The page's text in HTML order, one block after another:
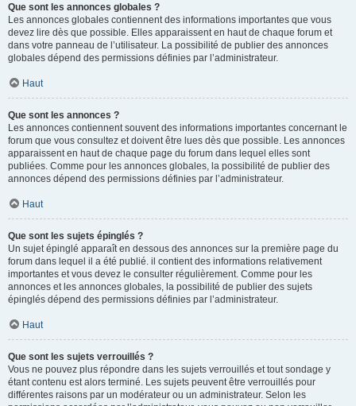
Que sont les annonces globales ?
Les annonces globales contiennent des informations importantes que vous
devez lire dès que possible. Elles apparaissent en haut de chaque forum et
dans votre panneau de l’utilisateur. La possibilité de publier des annonces
globales dépend des permissions définies par l’administrateur.
Haut
Que sont les annonces ?
Les annonces contiennent souvent des informations importantes concernant le
forum que vous consultez et doivent être lues dès que possible. Les annonces
apparaissent en haut de chaque page du forum dans lequel elles sont
publiées. Comme pour les annonces globales, la possibilité de publier des
annonces dépend des permissions définies par l’administrateur.
Haut
Que sont les sujets épinglés ?
Un sujet épinglé apparaît en dessous des annonces sur la première page du
forum dans lequel il a été publié. il contient des informations relativement
importantes et vous devez le consulter régulièrement. Comme pour les
annonces et les annonces globales, la possibilité de publier des sujets
épinglés dépend des permissions définies par l’administrateur.
Haut
Que sont les sujets verrouillés ?
Vous ne pouvez plus répondre dans les sujets verrouillés et tout sondage y
étant contenu est alors terminé. Les sujets peuvent être verrouillés pour
différentes raisons par un modérateur ou un administrateur. Selon les